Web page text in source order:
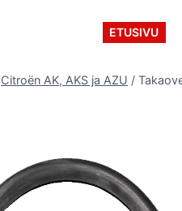
ETUSIVU
Citroën AK, AKS ja AZU /